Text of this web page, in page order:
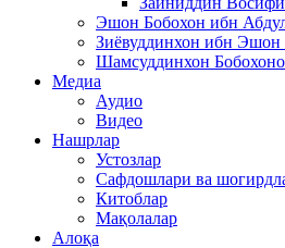
Эшон Бобохон ибн
Зиёвуддинхон ибн Эшон
Шамсуддинхон
Медиа
Аудио
Видео
Нашрлар
Устозлар
Сафдошлари ва
Китоблар
Мақолалар
Алоқа